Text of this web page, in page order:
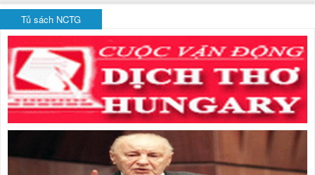
Tủ sách NCTG